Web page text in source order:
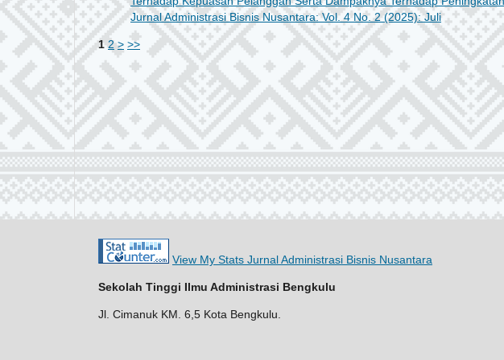
Jurnal Administrasi Bisnis Nusantara: Vol. 4 No. 2 (2025): Juli
1 2 > >>
View My Stats Jurnal Administrasi Bisnis Nusantara
Sekolah Tinggi Ilmu Administrasi Bengkulu
Jl. Cimanuk KM. 6,5 Kota Bengkulu.